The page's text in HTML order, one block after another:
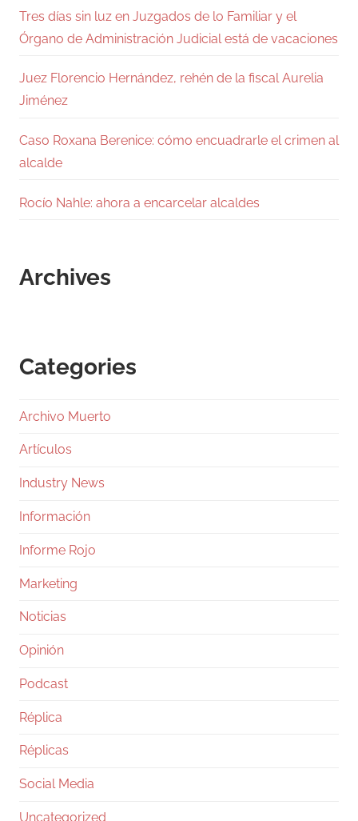
Tres días sin luz en Juzgados de lo Familiar y el
Órgano de Administración Judicial está de vacaciones
Juez Florencio Hernández, rehén de la fiscal Aurelia
Jiménez
Caso Roxana Berenice: cómo encuadrarle el crimen al
alcalde
Rocío Nahle: ahora a encarcelar alcaldes
Archives
Categories
Archivo Muerto
Artículos
Industry News
Información
Informe Rojo
Marketing
Noticias
Opinión
Podcast
Réplica
Réplicas
Social Media
Uncategorized